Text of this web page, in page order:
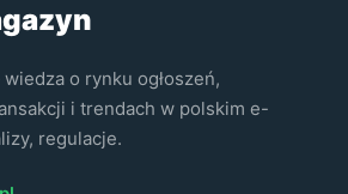
o rynku ogłoszeń,
i trendach w polskim e-
regulacje.